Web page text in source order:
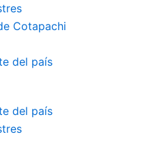
Cotapachi
del país
del país